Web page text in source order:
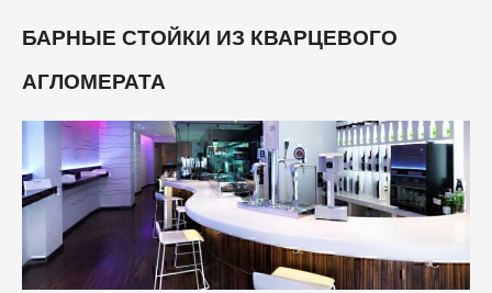
БАРНЫЕ СТОЙКИ ИЗ КВАРЦЕВОГО
АГЛОМЕРАТА